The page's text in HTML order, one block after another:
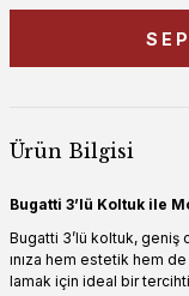
Ürün Bilgisi
Bugatti 3’lü Koltuk ile
Bugatti 3’lü koltuk, geniş
ınıza hem estetik hem
lamak için ideal bir